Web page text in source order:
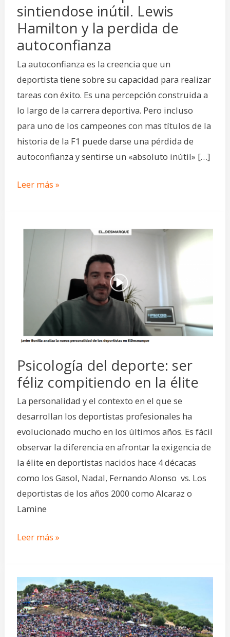
sintiendose inútil. Lewis
Hamilton y la perdida de
autoconfianza
La autoconfianza es la creencia que un
deportista tiene sobre su capacidad para realizar
tareas con éxito. Es una percepción construida a
lo largo de la carrera deportiva. Pero incluso
para uno de los campeones con mas títulos de la
historia de la F1 puede darse una pérdida de
autoconfianza y sentirse un «absoluto inútil» […]
perdida
de
autoconfianza
Leer más »
Psicología del deporte: ser
féliz compitiendo en la élite
La personalidad y el contexto en el que se
desarrollan los deportistas profesionales ha
evolucionado mucho en los últimos años. Es fácil
observar la diferencia en afrontar la exigencia de
la élite en deportistas nacidos hace 4 décacas
como los Gasol, Nadal, Fernando Alonso vs. Los
deportistas de los años 2000 como Alcaraz o
Lamine
Psicología
deporte:
ser
compitiendo
la
Leer más »
La
ventaja
de
correr